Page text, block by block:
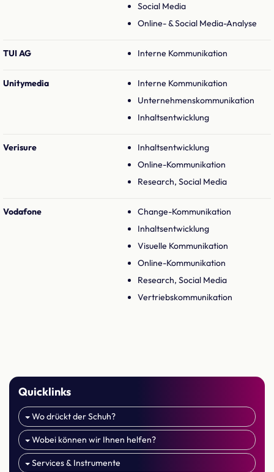
Social Media
Online- & Social Media-Analyse
TUI AG Interne Kommunikation
Unitymedia
Interne Kommunikation
Unternehmenskommunikation
Inhaltsentwicklung
Verisure
Inhaltsentwicklung
Online-Kommunikation
Research, Social Media
Vodafone
Change-Kommunikation
Inhaltsentwicklung
Visuelle Kommunikation
Online-Kommunikation
Research, Social Media
Vertriebskommunikation
Quicklinks
Wo drückt der Schuh?
Wobei können wir Ihnen helfen?
Services & Instrumente